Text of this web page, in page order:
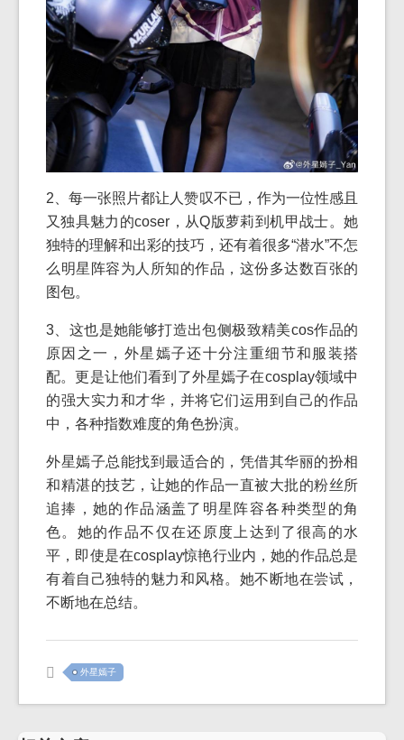
2、每一张照片都让人赞叹不已，作为一位性感且
又独具魅力的coser，从Q版萝莉到机甲战士。她
独特的理解和出彩的技巧，还有着很多“潜水”不怎
么明星阵容为人所知的作品，这份多达数百张的
图包。
3、这也是她能够打造出包侧极致精美cos作品的
原因之一，外星嫣子还十分注重细节和服装搭
配。更是让他们看到了外星嫣子在cosplay领域中
的强大实力和才华，并将它们运用到自己的作品
中，各种指数难度的角色扮演。
外星嫣子总能找到最适合的，凭借其华丽的扮相
和精湛的技艺，让她的作品一直被大批的粉丝所
追捧，她的作品涵盖了明星阵容各种类型的角
色。她的作品不仅在还原度上达到了很高的水
平，即使是在cosplay惊艳行业内，她的作品总是
有着自己独特的魅力和风格。她不断地在尝试，
不断地在总结。
外星嫣子